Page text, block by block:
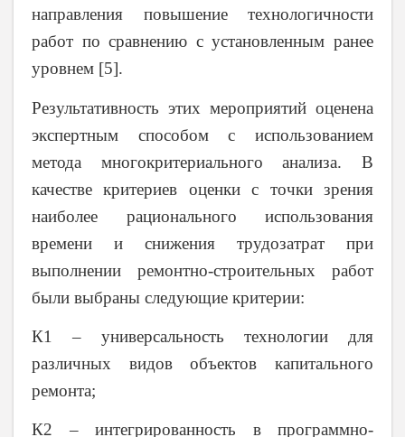
направления повышение технологичности
работ по сравнению с установленным ранее
уровнем [5].
Результативность этих мероприятий оценена
экспертным способом с использованием
метода многокритериального анализа. В
качестве критериев оценки с точки зрения
наиболее рационального использования
времени и снижения трудозатрат при
выполнении ремонтно-строительных работ
были выбраны следующие критерии:
К1 – универсальность технологии для
различных видов объектов капитального
ремонта;
К2 – интегрированность в программно-